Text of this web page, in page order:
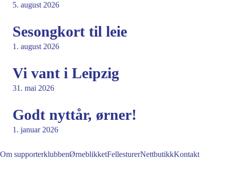
5. august 2026
Sesongkort til leie
1. august 2026
Vi vant i Leipzig
31. mai 2026
Godt nyttår, ørner!
1. januar 2026
Om supporterklubbenØrneblikketFellesturerNettbutikkKontakt